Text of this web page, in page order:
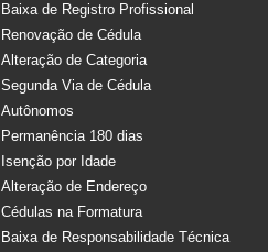
Baixa de Registro Profissional
Renovação de Cédula
Alteração de Categoria
Segunda Via de Cédula
Autônomos
Permanência 180 dias
Isenção por Idade
Alteração de Endereço
Cédulas na Formatura
Baixa de Responsabilidade Técnica